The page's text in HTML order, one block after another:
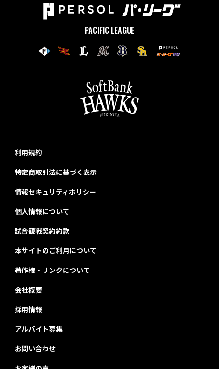
PACIFIC LEAGUE
利用規約
特定商取引法に基づく表示
情報セキュリティポリシー
個人情報について
試合観戦契約約款
本サイトのご利用について
著作権・リンクについて
会社概要
採用情報
アルバイト募集
お問い合わせ